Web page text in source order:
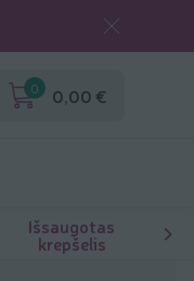
0 0,00 €
Išsaugotas
krepšelis